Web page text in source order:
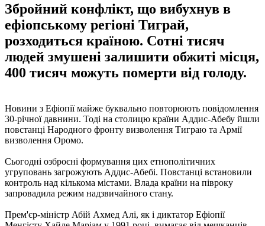
Збройний конфлікт, що вибухнув в
ефіопському регіоні Тиграй,
розходиться країною. Сотні тисяч
людей змушені залишити обжиті місця,
400 тисяч можуть померти від голоду.
Новини з Ефіопії майже буквально повторюють повідомлення
30-річної давнини. Тоді на столицю країни Аддис-Абебу йшли
повстанці Народного фронту визволення Тиграю та Армії
визволення Оромо.
Сьогодні озброєні формування цих етнополітичних
угруповань загрожують Аддис-Абебі. Повстанці встановили
контроль над кількома містами. Влада країни на півроку
запровадила режим надзвичайного стану.
Прем'єр-міністр Абій Ахмед Алі, як і диктатор Ефіопії